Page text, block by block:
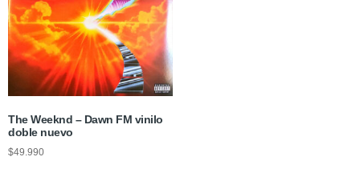
The Weeknd – Dawn FM vinilo
doble nuevo
$49.990